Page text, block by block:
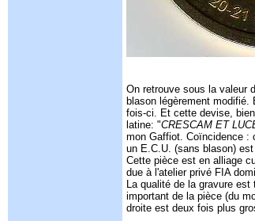
On retrouve sous la valeur
blason légèrement
fois-ci. Et cette devise,
latine: "CRESCAM ET
mon Gaffiot. Coïncidence :
un E.C.U. (sans blason)
Cette pièce est en alliage
due à l'atelier privé FIA
La qualité de la gravure
important de la pièce (du
droite est deux fois plus